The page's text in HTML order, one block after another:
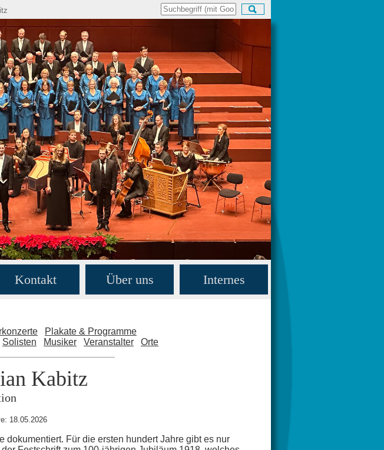
Kontakt Über uns Internes
Plakate & Programme
Solisten Musiker Veranstalter Orte
Kabitz
18.05.2026
Für die ersten hundert Jahre gibt es nur